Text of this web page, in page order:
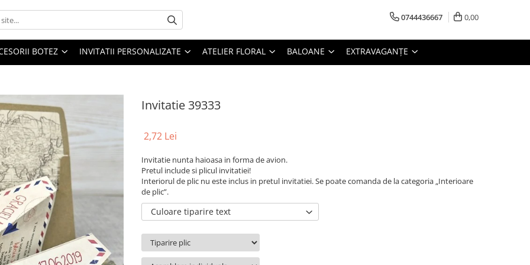
0744436667 0,00
BOTEZ INVITATII PERSONALIZATE ATELIER FLORAL BALOANE EXTRAVAGANȚE
Invitatie 39333
2,72 Lei
Invitatie nunta haioasa in forma de avion.
Pretul include si plicul invitatiei!
Interiorul de plic nu este inclus in pretul invitatiei. Se poate comanda de la categoria „Interioare
de plic”.
Culoare tiparire text